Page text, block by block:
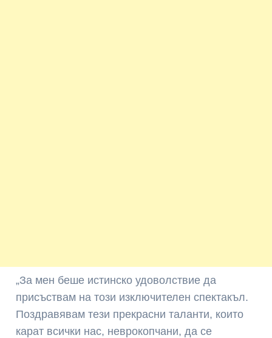
„За мен беше истинско удоволствие да
присъствам на този изключителен спектакъл.
Поздравявам тези прекрасни таланти, които
карат всички нас, неврокопчани, да се